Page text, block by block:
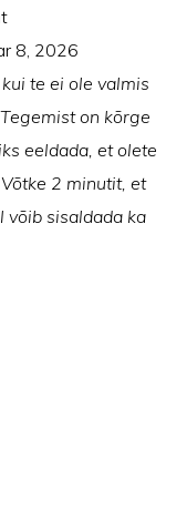
8, 2026
te ei ole valmis
on kõrge
eeldada, et olete
2 minutit, et
võib sisaldada ka